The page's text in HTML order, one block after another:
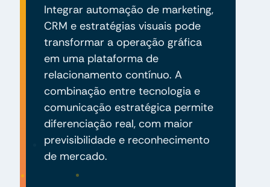
Integrar automação de marketing,
CRM e estratégias visuais pode
transformar a operação gráfica
em uma plataforma de
relacionamento contínuo. A
combinação entre tecnologia e
comunicação estratégica permite
diferenciação real, com maior
previsibilidade e reconhecimento
de mercado.